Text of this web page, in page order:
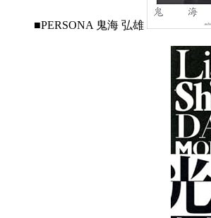
■PERSONA 鬼海 弘雄